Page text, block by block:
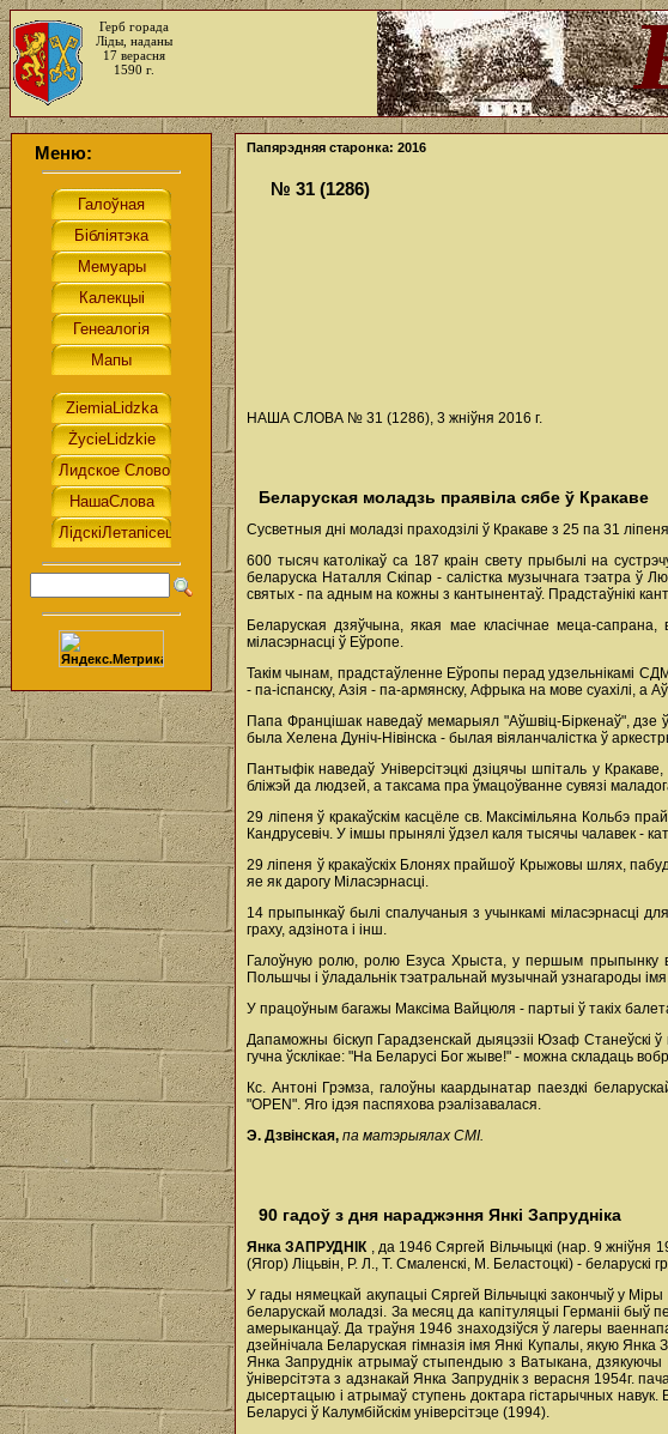
Герб горада
Ліды, наданы
17 верасня
1590 г.
Меню: Папярэдняя старонка: 2016
№ 31 (1286)
НАША СЛОВА № 31 (1286), 3 жніўня 2016 г.
Беларуская моладзь праявіла сябе ў Кракаве
Сусветныя дні моладзі праходзілі ў Кракаве з 25 па 31
600 тысяч католікаў cа 187 краін свету прыбылі на
беларуска Наталля Скіпар - салістка музычнага тэатра ў
святых - па адным на кожны з кантынентаў. Прадстаўнікі
Беларуская дзяўчына, якая мае класічнае меца-
міласэрнасці ў Еўропе.
Такім чынам, прадстаўленне Еўропы перад удзельнікамі
- па-іспанску, Азія - па-армянску, Афрыка на мове суахілі, а
Папа Францішак наведаў мемарыял "Аўшвіц-Біркенаў", дзе
была Хелена Дуніч-Нівінска - былая віяланчалістка ў
Пантыфік наведаў Універсітэцкі дзіцячы шпіталь у
бліжэй да людзей, а таксама пра ўмацоўванне сувязі
29 ліпеня ў кракаўскім касцёле св. Максімільяна Кольбэ
Кандрусевіч. У імшы прынялі ўдзел каля тысячы чалавек -
29 ліпеня ў кракаўскіх Блонях прайшоў Крыжовы шлях,
яе як дарогу Міласэрнасці.
14 прыпынкаў былі спалучаныя з учынкамі міласэрнасці
граху, адзінота і інш.
Галоўную ролю, ролю Езуса Хрыста, у першым прыпынку
Польшчы і ўладальнік тэатральнай музычнай узнагароды
У працоўным багажы Максіма Вайцюля - партыі ў такіх
Дапаможны біскуп Гарадзенскай дыяцэзіі Юзаф Станеўскі
гучна ўсклікае: "На Беларусі Бог жыве!" - можна складаць
Кс. Антоні Грэмза, галоўны каардынатар паездкі
"OPEN". Яго ідэя паспяхова рэалізавалася.
Э. Дзвінская, па матэрыялах СМІ.
90 гадоў з дня нараджэння Янкі Запрудніка
Янка ЗАПРУДНІК , да 1946 Сяргей Вільчыцкі (нар. 9
(Ягор) Ліцьвін, Р. Л., Т. Смаленскі, М. Беластоцкі) - беларускі
У гады нямецкай акупацыі Сяргей Вільчыцкі закончыў у
беларускай моладзі. За месяц да капітуляцыі Германіі
амерыканцаў. Да траўня 1946 знаходзіўся ў лагеры
дзейнічала Беларуская гімназія імя Янкі Купалы, якую
Янка Запруднік атрымаў стыпендыю з Ватыкана, дзякуючы
ўніверсітэта з адзнакай Янка Запруднік з верасня 1954г.
дысертацыю і атрымаў ступень доктара гістарычных навук.
Беларусі ў Калумбійскім універсітэце (1994).